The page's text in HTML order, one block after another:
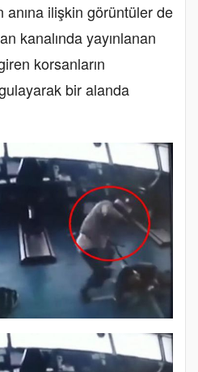
anına ilişkin görüntüler de
kanalında yayınlanan
korsanların
bir alanda